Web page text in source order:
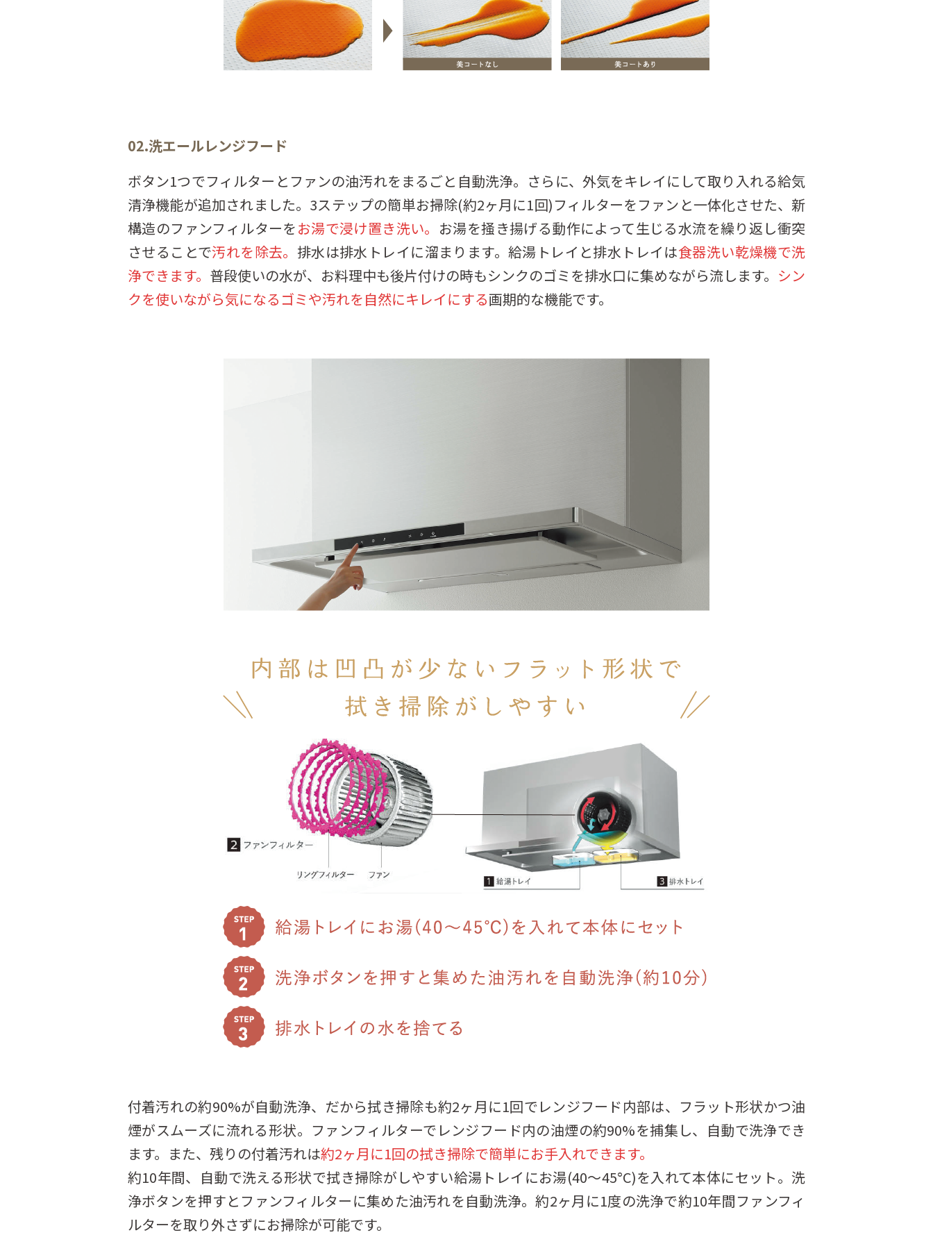
02.洗エールレンジフード
ボタン1つでフィルターとファンの油汚れをまるごと自動洗浄。さらに、外気をキレイにして取り入れる給気
清浄機能が追加されました。3ステップの簡単お掃除(約2ヶ月に1回)フィルターをファンと一体化させた、新
構造のファンフィルターをお湯で浸け置き洗い。 お湯を掻き揚げる動作によって生じる水流を繰り返し衝突
させることで汚れを除去。 排水は排水トレイに溜まります。給湯トレイと排水トレイは食器洗い乾燥機で洗
浄できます。 普段使いの水が、お料理中も後片付けの時もシンクのゴミを排水口に集めながら流します。 シン
クを使いながら気になるゴミや汚れを自然にキレイにする画期的な機能です。
付着汚れの約90%が自動洗浄、だから拭き掃除も約2ヶ月に1回でレンジフード内部は、フラット形状かつ油
煙がスムーズに流れる形状。ファンフィルターでレンジフード内の油煙の約90%を捕集し、自動で洗浄でき
ます。また、残りの付着汚れは約2ヶ月に1回の拭き掃除で簡単にお手入れできます。
約10年間、自動で洗える形状で拭き掃除がしやすい給湯トレイにお湯(40～45°C)を入れて本体にセット。洗
浄ボタンを押すとファンフィルターに集めた油汚れを自動洗浄。約2ヶ月に1度の洗浄で約10年間ファンフィ
ルターを取り外さずにお掃除が可能です。